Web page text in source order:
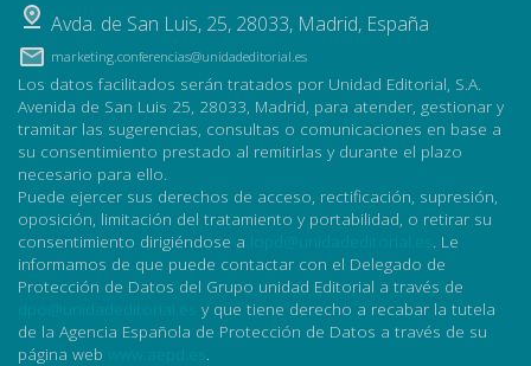
Avda. de San Luis, 25, 28033, Madrid, España
marketing.conferencias@unidadeditorial.es
Los datos facilitados serán tratados por Unidad Editorial, S.A.
Avenida de San Luis 25, 28033, Madrid, para atender, gestionar y
tramitar las sugerencias, consultas o comunicaciones en base a
su consentimiento prestado al remitirlas y durante el plazo
necesario para ello.
Puede ejercer sus derechos de acceso, rectificación, supresión,
oposición, limitación del tratamiento y portabilidad, o retirar su
consentimiento dirigiéndose a
. Le
informamos de que puede contactar con el Delegado de
Protección de Datos del Grupo unidad Editorial a través de
y que tiene derecho a recabar la tutela
de la Agencia Española de Protección de Datos a través de su
página web
.